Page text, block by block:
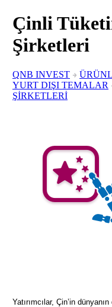
Çinli
Şirketleri
QNB INVEST
YURT DIŞI TEMALAR
ŞİRKETLERİ
Yatırımcılar, Çin’in